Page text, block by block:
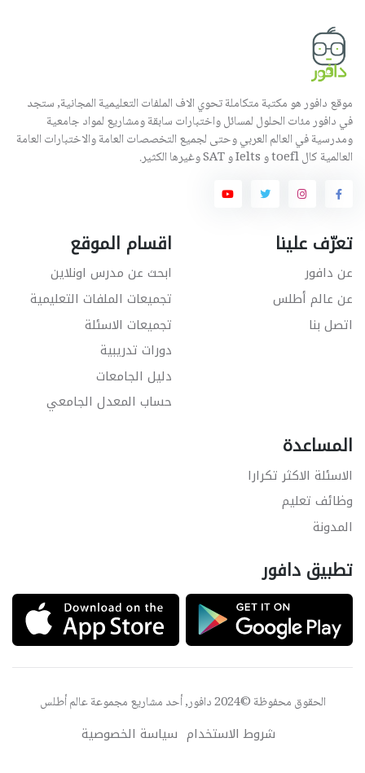
موقع دافور هو مكتبة متكاملة تحوي الاف الملفات التعليمية المجانية, ستجد
في دافور مئات الحلول لمسائل واختبارات سابقة ومشاريع لمواد جامعية
ومدرسية في العالم العربي وحتى لجميع التخصصات العامة والاختبارات العامة
العالمية كال toefl و Ielts و SAT وغيرها الكثير.
تعرّف علينا
عن دافور
عن عالم أطلس
اتصل بنا
اقسام الموقع
ابحث عن مدرس اونلاين
تجميعات الملفات التعليمية
تجميعات الاسئلة
دورات تدريبية
دليل الجامعات
حساب المعدل الجامعي
المساعدة
الاسئلة الاكثر تكرارا
وظائف تعليم
المدونة
تطبيق دافور
الحقوق محفوظة ©2024 دافور, أحد مشاريع مجموعة عالم أطلس
شروط الاستخدام سياسة الخصوصية